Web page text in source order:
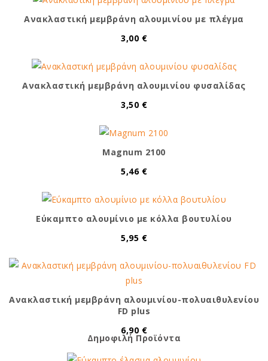
Ανακλαστική μεμβράνη αλουμινίου με πλέγμα
3,00 €
Ανακλαστική μεμβράνη αλουμινίου φυσαλίδας
3,50 €
Magnum 2100
5,46 €
Εύκαμπτο αλουμίνιο με κόλλα βουτυλίου
5,95 €
Ανακλαστική μεμβράνη αλουμινίου-πολυαιθυλενίου
FD plus
6,90 €
Δημοφιλή Προϊόντα